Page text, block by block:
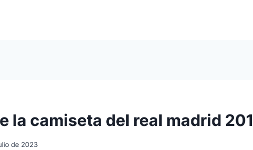
la camiseta del real madrid
de 2023